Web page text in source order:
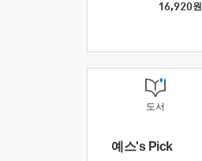
16,920원
도서
예스's Pick